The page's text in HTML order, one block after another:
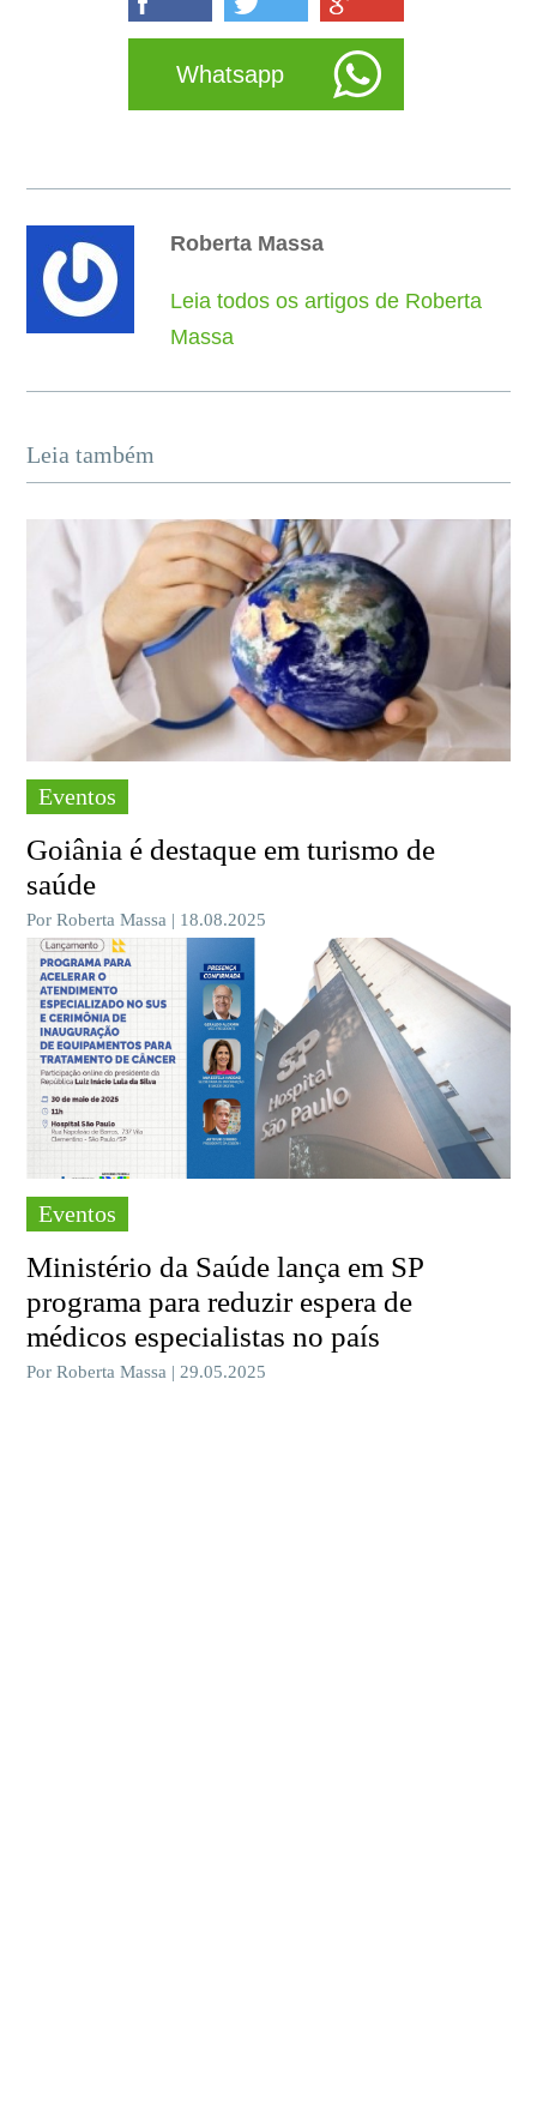
Whatsapp
Roberta Massa
Leia todos os artigos de Roberta
Massa
Leia também
Eventos
Goiânia é destaque em turismo de
saúde
Por Roberta Massa | 18.08.2025
Eventos
Ministério da Saúde lança em SP
programa para reduzir espera de
médicos especialistas no país
Por Roberta Massa | 29.05.2025